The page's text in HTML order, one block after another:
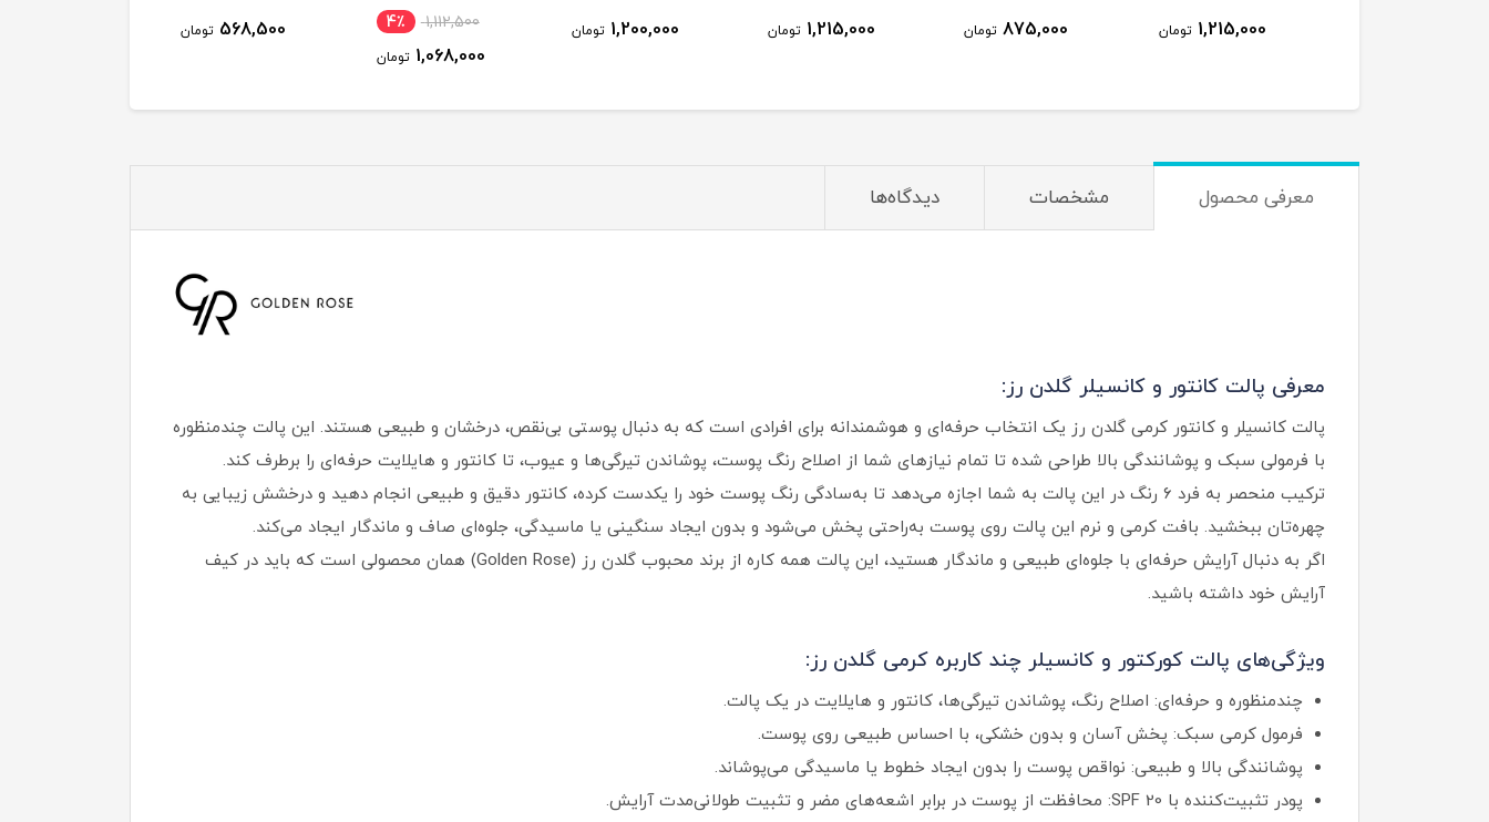
1,215,000 تومان 875,000 تومان 1,215,000 تومان 1,200,000 تومان 1,112,500 4٪
1,068,000 تومان
568,500 تومان
معرفی محصول مشخصات دیدگاه‌ها
معرفی پالت کانتور و کانسیلر گلدن رز:
پالت کانسیلر و کانتور کرمی گلدن رز یک انتخاب حرفه‌ای و هوشمندانه برای افرادی است که به دنبال پوستی بی‌نقص، درخشان و طبیعی هستند. این پالت چندمنظوره
با فرمولی سبک و پوشانندگی بالا طراحی شده تا تمام نیازهای شما از اصلاح رنگ پوست، پوشاندن تیرگی‌ها و عیوب، تا کانتور و هایلایت حرفه‌ای را برطرف کند.
ترکیب منحصر به‌ فرد ۶ رنگ در این پالت به شما اجازه می‌دهد تا به‌سادگی رنگ پوست خود را یکدست کرده، کانتور دقیق و طبیعی انجام دهید و درخشش زیبایی به
چهره‌تان ببخشید. بافت کرمی و نرم این پالت روی پوست به‌راحتی پخش می‌شود و بدون ایجاد سنگینی یا ماسیدگی، جلوه‌ای صاف و ماندگار ایجاد می‌کند.
اگر به دنبال آرایش حرفه‌ای با جلوه‌ای طبیعی و ماندگار هستید، این پالت همه‌ کاره از برند محبوب گلدن رز (Golden Rose) همان محصولی است که باید در کیف
آرایش خود داشته باشید.
ویژگی‌های پالت کورکتور و کانسیلر چند کاربره کرمی گلدن رز:
چندمنظوره و حرفه‌ای: اصلاح رنگ، پوشاندن تیرگی‌ها، کانتور و هایلایت در یک پالت.
فرمول کرمی سبک: پخش آسان و بدون خشکی، با احساس طبیعی روی پوست.
پوشانندگی بالا و طبیعی: نواقص پوست را بدون ایجاد خطوط یا ماسیدگی می‌پوشاند.
پودر تثبیت‌کننده با SPF 20: محافظت از پوست در برابر اشعه‌های مضر و تثبیت طولانی‌مدت آرایش.